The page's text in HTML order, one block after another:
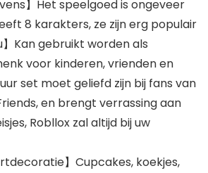
】Het speelgoed is ongeveer
8 karakters, ze zijn erg populair
】Kan gebruikt worden als
voor kinderen, vrienden en
set moet geliefd zijn bij fans van
en brengt verrassing aan
Robllox zal altijd bij uw
】Cupcakes, koekjes,